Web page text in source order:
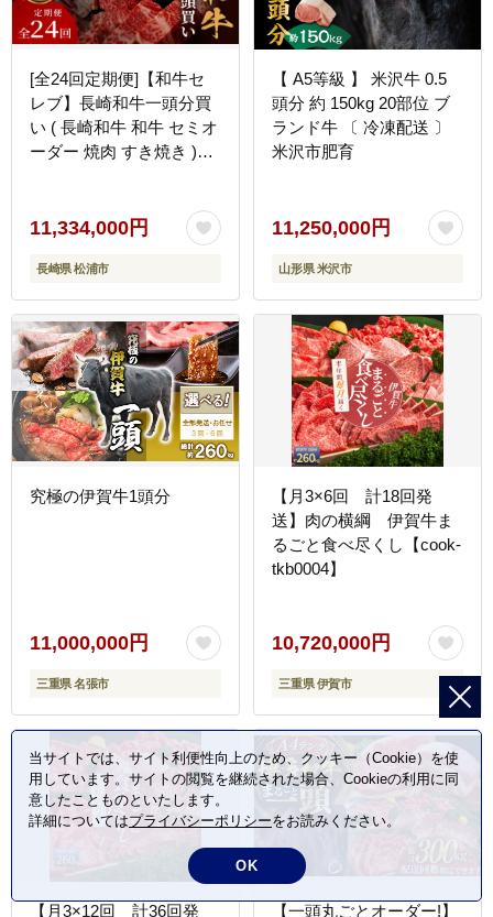
[全24回定期便]【和牛セ
レブ】長崎和牛一頭分買
い ( 長崎和牛 和牛 セミオ
ーダー 焼肉 すき焼き )
11,334,000円
長崎県 松浦市
【 A5等級 】 米沢牛 0.5
頭分 約 150kg 20部位 ブ
ランド牛 〔 冷凍配送 〕
米沢市肥育
11,250,000円
山形県 米沢市
究極の伊賀牛1頭分
11,000,000円
三重県 名張市
【月3×6回 計18回発
送】肉の横綱 伊賀牛ま
るごと食べ尽くし【cook-
tkb0004】
10,720,000円
三重県 伊賀市
【月3×12回 計36回発
【一頭丸ごとオーダー!】
当サイトでは、サイト利便性向上のため、クッキー（Cookie）を使
用しています。サイトの閲覧を継続された場合、Cookieの利用に同
意したことものといたします。
詳細についてはプライバシーポリシーをお読みください。
OK